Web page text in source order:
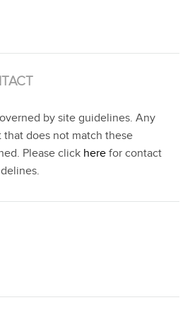
by site guidelines. Any
does not match these
Please click here for contact